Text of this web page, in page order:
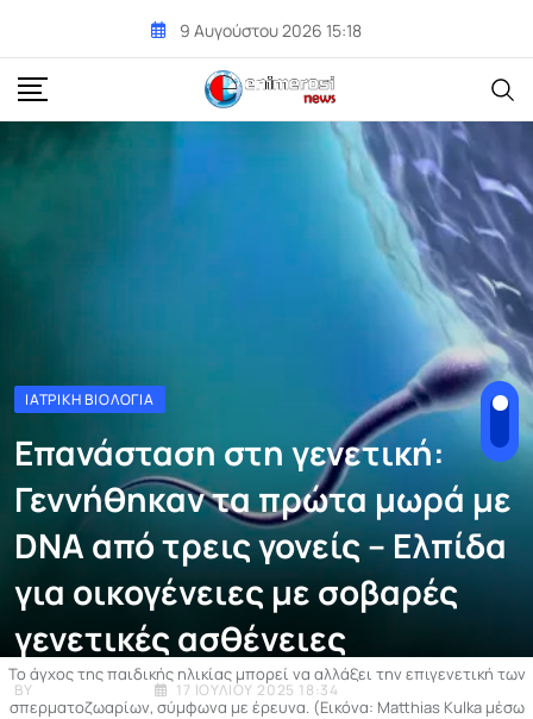
content
9 Αυγούστου 2026 15:18
ΙΑΤΡΙΚΉ ΒΙΟΛΟΓΊΑ
Επανάσταση στη γενετική:
Γεννήθηκαν τα πρώτα μωρά με
DNA από τρεις γονείς – Ελπίδα
για οικογένειες με σοβαρές
γενετικές ασθένειες
BY E-ENIMEROSI 17 ΙΟΥΛΊΟΥ 2025 18:34
Το άγχος της παιδικής ηλικίας μπορεί να αλλάξει την επιγενετική των
σπερματοζωαρίων, σύμφωνα με έρευνα. (Εικόνα: Matthias Kulka μέσω